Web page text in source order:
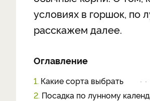
условиях в горшок, по
расскажем далее.
Оглавление
1. Какие сорта выбрать
2. Посадка по лунному